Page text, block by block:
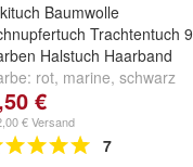
Baumwolle
Trachtentuch 9
Halstuch Haarband
rot, marine, schwarz
weitere ...
€
€ Versand
7